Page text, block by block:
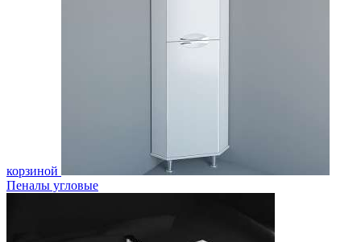
корзиной
Пеналы угловые